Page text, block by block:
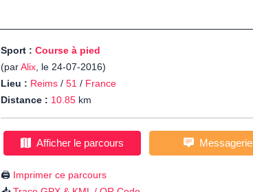
Sport : Course à pied
(parAlix, le 24-07-2016)
Lieu : Reims / 51 / France
Distance : 10.85 km
Afficher le parcours Messagerie
🖨️ Imprimer ce parcours